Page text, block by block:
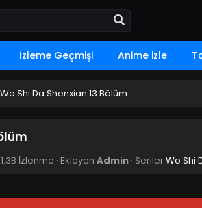
İzleme Geçmişi Anime izle
Wo Shi Da Shenxian 13.Bölüm
1.3B İzlenme · Ekleyen Admin · SerilerWo Shi